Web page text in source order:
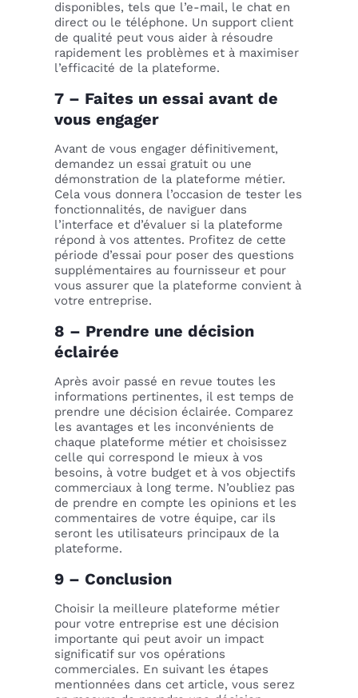
disponibles, tels que l’e-mail, le chat en
direct ou le téléphone. Un support client
de qualité peut vous aider à résoudre
rapidement les problèmes et à maximiser
l’efficacité de la plateforme.
7 – Faites un essai avant de
vous engager
Avant de vous engager définitivement,
demandez un essai gratuit ou une
démonstration de la plateforme métier.
Cela vous donnera l’occasion de tester les
fonctionnalités, de naviguer dans
l’interface et d’évaluer si la plateforme
répond à vos attentes. Profitez de cette
période d’essai pour poser des questions
supplémentaires au fournisseur et pour
vous assurer que la plateforme convient à
votre entreprise.
8 – Prendre une décision
éclairée
Après avoir passé en revue toutes les
informations pertinentes, il est temps de
prendre une décision éclairée. Comparez
les avantages et les inconvénients de
chaque plateforme métier et choisissez
celle qui correspond le mieux à vos
besoins, à votre budget et à vos objectifs
commerciaux à long terme. N’oubliez pas
de prendre en compte les opinions et les
commentaires de votre équipe, car ils
seront les utilisateurs principaux de la
plateforme.
9 – Conclusion
Choisir la meilleure plateforme métier
pour votre entreprise est une décision
importante qui peut avoir un impact
significatif sur vos opérations
commerciales. En suivant les étapes
mentionnées dans cet article, vous serez